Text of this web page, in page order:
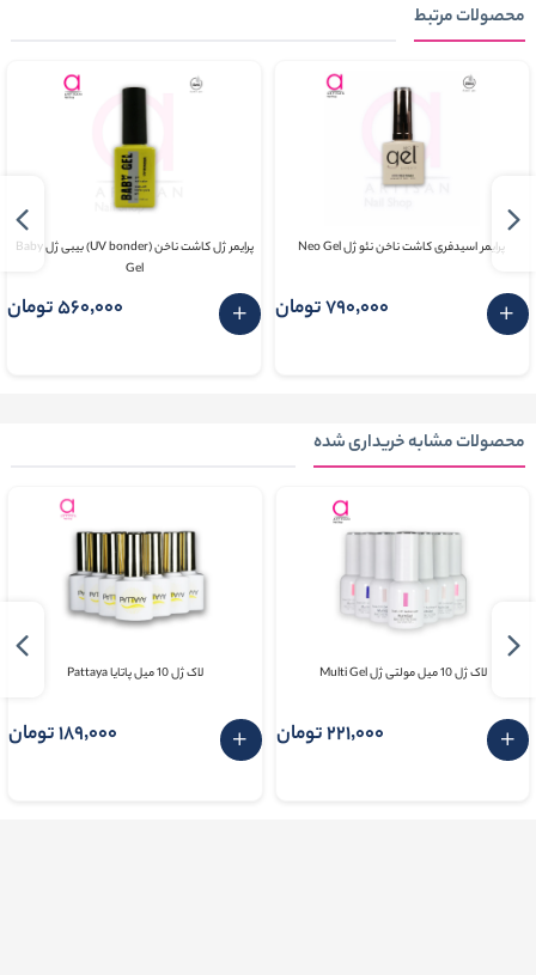
محصولات مرتبط
پرایمر اسیدفری کاشت ناخن نئو ژل Neo Gel
790٬000 تومان
پرایمر ژل کاشت ناخن (UV bonder) بیبی ژل Baby
Gel
560٬000 تومان
محصولات مشابه خریداری شده
لاک ژل 10 میل مولتی ژل Multi Gel
221٬000 تومان
لاک ژل 10 میل پاتایا Pattaya
189٬000 تومان